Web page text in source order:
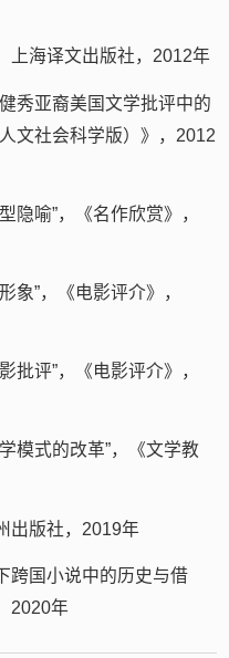
上海译文出版社，2012年
秀亚裔美国文学批评中的
文社会科学版）》，2012
隐喻”，《名作欣赏》，
象”，《电影评介》，
批评”，《电影评介》，
模式的改革”，《文学教
出版社，2019年
跨国小说中的历史与借
2020年